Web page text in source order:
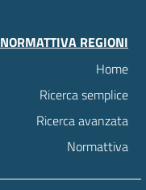
NORMATTIVA REGIONI
Home
Ricerca semplice
Ricerca avanzata
Normattiva